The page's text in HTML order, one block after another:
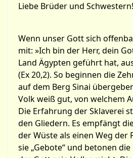
Liebe Brüder und Schwestern!
Wenn unser Gott sich
mit: »Ich bin der Herr, dein
Land Ägypten geführt hat,
(Ex 20,2). So beginnen die
auf dem Berg Sinai
Volk weiß gut, von welchem
Die Erfahrung der Sklaverei
den Gliedern. Es empfängt
der Wüste als einen Weg der
sie „Gebote“ und betonen